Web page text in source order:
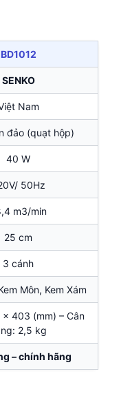
BD1012
SENKO
Nam
đảo (quạt hộp)
40 W
50Hz
m3/min
25 cm
3 cánh
Môn, Kem Xám
403 (mm) – Cân
2,5 kg
– chính hãng